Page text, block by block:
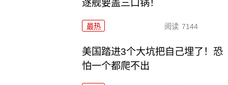
逐舰要盖三口锅！
最热 阅读 7144
美国踏进3个大坑把自己埋了！恐
怕一个都爬不出